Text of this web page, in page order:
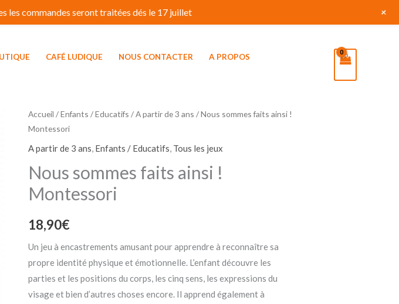
CAFÉ LUDIQUE NOUS CONTACTER
A PROPOS
Accueil /Enfants / Educatifs /A partir de 3 ans / Nous sommes faits ainsi !
Montessori
A partir de 3 ans, Enfants / Educatifs, Tous les jeux
Nous sommes faits ainsi !
Montessori
18,90€
Un jeu à encastrements amusant pour apprendre à reconnaître sa
propre identité physique et émotionnelle. L’enfant découvre les
parties et les positions du corps, les cinq sens, les expressions du
visage et bien d’autres choses encore. Il apprend également à
les commandes seront traitées dés le 17 juillet +